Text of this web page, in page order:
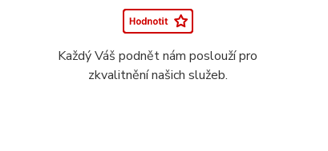
Každý Váš podnět nám poslouží pro
zkvalitnění našich služeb.